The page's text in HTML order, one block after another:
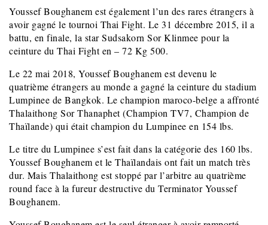
Youssef Boughanem est également l’un des rares étrangers à
avoir gagné le tournoi Thai Fight. Le 31 décembre 2015, il a
battu, en finale, la star Sudsakorn Sor Klinmee pour la
ceinture du Thai Fight en – 72 Kg 500.
Le 22 mai 2018, Youssef Boughanem est devenu le
quatrième étrangers au monde a gagné la ceinture du stadium
Lumpinee de Bangkok. Le champion maroco-belge a affronté
Thalaithong Sor Thanaphet (Champion TV7, Champion de
Thaïlande) qui était champion du Lumpinee en 154 lbs.
Le titre du Lumpinee s’est fait dans la catégorie des 160 lbs.
Youssef Boughanem et le Thaïlandais ont fait un match très
dur. Mais Thalaithong est stoppé par l’arbitre au quatrième
round face à la fureur destructive du Terminator Youssef
Boughanem.